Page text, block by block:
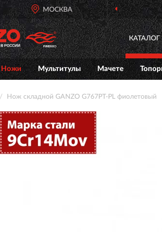
МОСКВА
КАТАЛОГ
Ножи Мультитулы Мачете
Нож складной GANZO G767PT-PL фиолетовый